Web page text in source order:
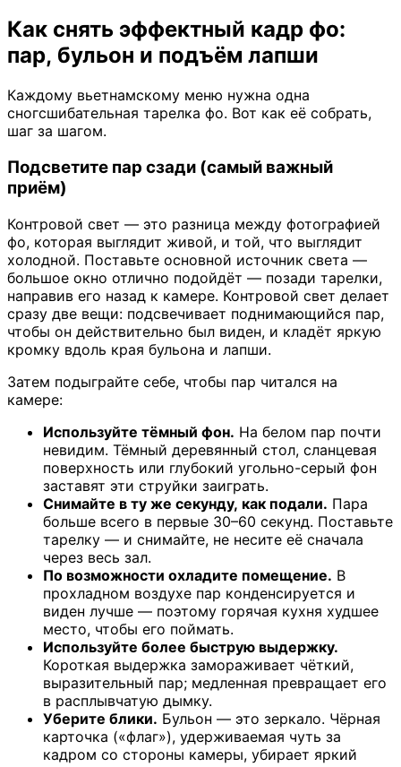
Как снять эффектный кадр фо:
пар, бульон и подъём лапши
Каждому вьетнамскому меню нужна одна
сногсшибательная тарелка фо. Вот как её собрать,
шаг за шагом.
Подсветите пар сзади (самый важный
приём)
Контровой свет — это разница между фотографией
фо, которая выглядит живой, и той, что выглядит
холодной. Поставьте основной источник света —
большое окно отлично подойдёт — позади тарелки,
направив его назад к камере. Контровой свет делает
сразу две вещи: подсвечивает поднимающийся пар,
чтобы он действительно был виден, и кладёт яркую
кромку вдоль края бульона и лапши.
Затем подыграйте себе, чтобы пар читался на
камере:
Используйте тёмный фон. На белом пар почти
невидим. Тёмный деревянный стол, сланцевая
поверхность или глубокий угольно-серый фон
заставят эти струйки заиграть.
Снимайте в ту же секунду, как подали. Пара
больше всего в первые 30–60 секунд. Поставьте
тарелку — и снимайте, не несите её сначала
через весь зал.
По возможности охладите помещение. В
прохладном воздухе пар конденсируется и
виден лучше — поэтому горячая кухня худшее
место, чтобы его поймать.
Используйте более быструю выдержку.
Короткая выдержка замораживает чёткий,
выразительный пар; медленная превращает его
в расплывчатую дымку.
Уберите блики. Бульон — это зеркало. Чёрная
карточка («флаг»), удерживаемая чуть за
кадром со стороны камеры, убирает яркий